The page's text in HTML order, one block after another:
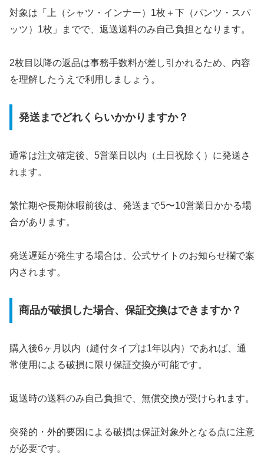
対象は「上（シャツ・インナー）1枚＋下（パンツ・スパ
ッツ）1枚」までで、返送送料のみ自己負担となります。
2枚目以降の返品は事務手数料が差し引かれるため、内容
を理解したうえで利用しましょう。
発送までどれくらいかかりますか？
通常は注文確定後、5営業日以内（土日祝除く）に発送さ
れます。
繁忙期や長期休暇前後は、発送まで5〜10営業日かかる場
合があります。
発送遅延が発生する場合は、公式サイトのお知らせ欄で案
内されます。
商品が破損した場合、保証交換はできますか？
購入後6ヶ月以内（縫付タイプは1年以内）であれば、通
常使用による破損に限り保証交換が可能です。
返送時の送料のみ自己負担で、無償交換が受けられます。
突発的・外的要因による破損は保証対象外となる点に注意
が必要です。